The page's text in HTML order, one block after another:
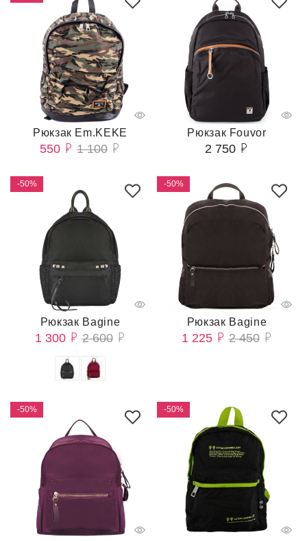
Рюкзак Em.KEKE
550 1 100
Рюкзак Fouvor
2 750
-50%
Рюкзак Bagine
1 300 2 600
-50%
Рюкзак Bagine
1 225 2 450
-50% -50%